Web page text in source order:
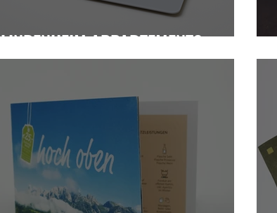
LINDENHEIM APPARTEMENTS